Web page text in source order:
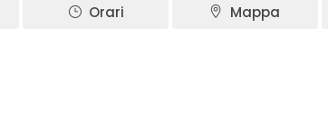
Orari Mappa